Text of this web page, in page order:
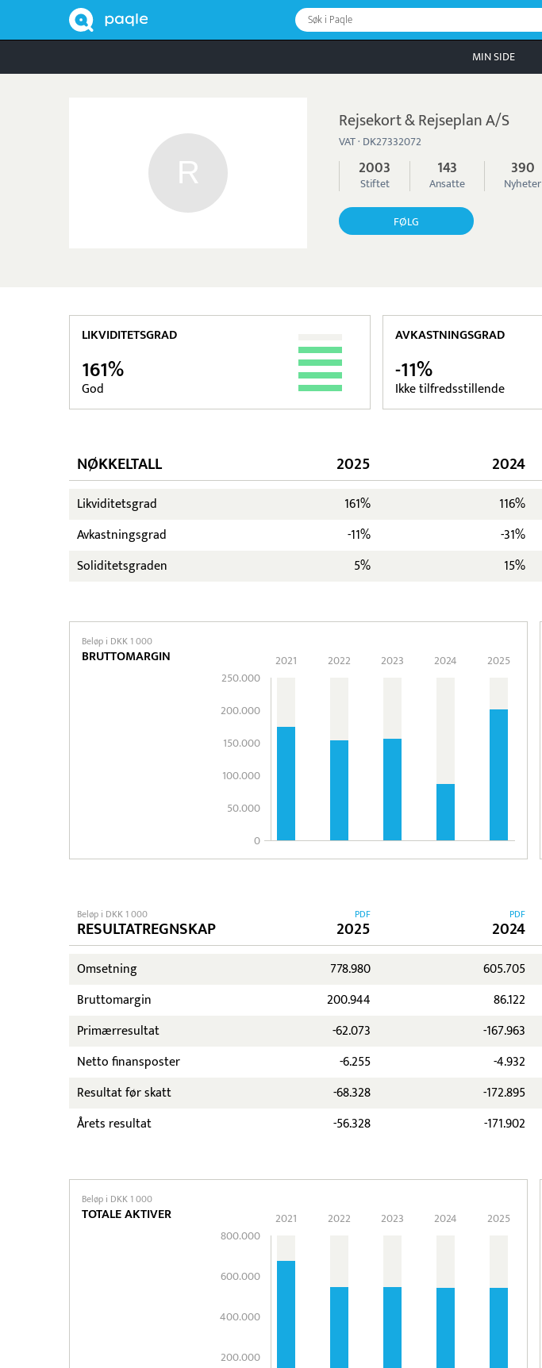
Søk i Paqle
MIN SIDE
Rejsekort & Rejseplan A/S
VAT · DK27332072
2003
Stiftet
143
Ansatte
390
Nyheter
FØLG
LIKVIDITETSGRAD
161%
God
AVKASTNINGSGRAD
-11%
Ikke tilfredsstillende
NØKKELTALL 2025 2024
Likviditetsgrad 161% 116%
Avkastningsgrad
-11% -31%
Soliditetsgraden
5% 15%
Beløp i DKK 1 000
BRUTTOMARGIN
250.000
200.000
150.000
100.000
50.000
0
2021 2022 2023 2024 2025
Beløp i DKK 1 000
RESULTATREGNSKAP
PDF
2025
PDF
2024
Omsetning 778.980 605.705
Bruttomargin
200.944 86.122
Primærresultat
-62.073 -167.963
Netto finansposter
-6.255 -4.932
Resultat før skatt
-68.328 -172.895
Årets resultat
-56.328 -171.902
Beløp i DKK 1 000
TOTALE AKTIVER
800.000
600.000
400.000
200.000
2021 2022 2023 2024 2025